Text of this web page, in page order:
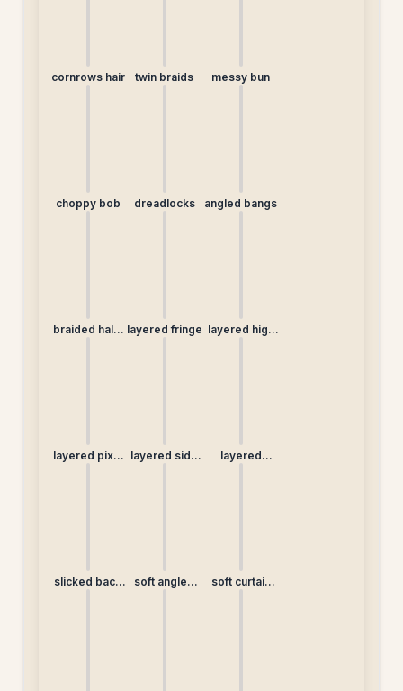
cornrows hair twin braids messy bun
choppy bob dreadlocks angled bangs
braided half- layered fringe layered high
layered pixie
layered side
layered
slicked back
soft angled
soft curtain